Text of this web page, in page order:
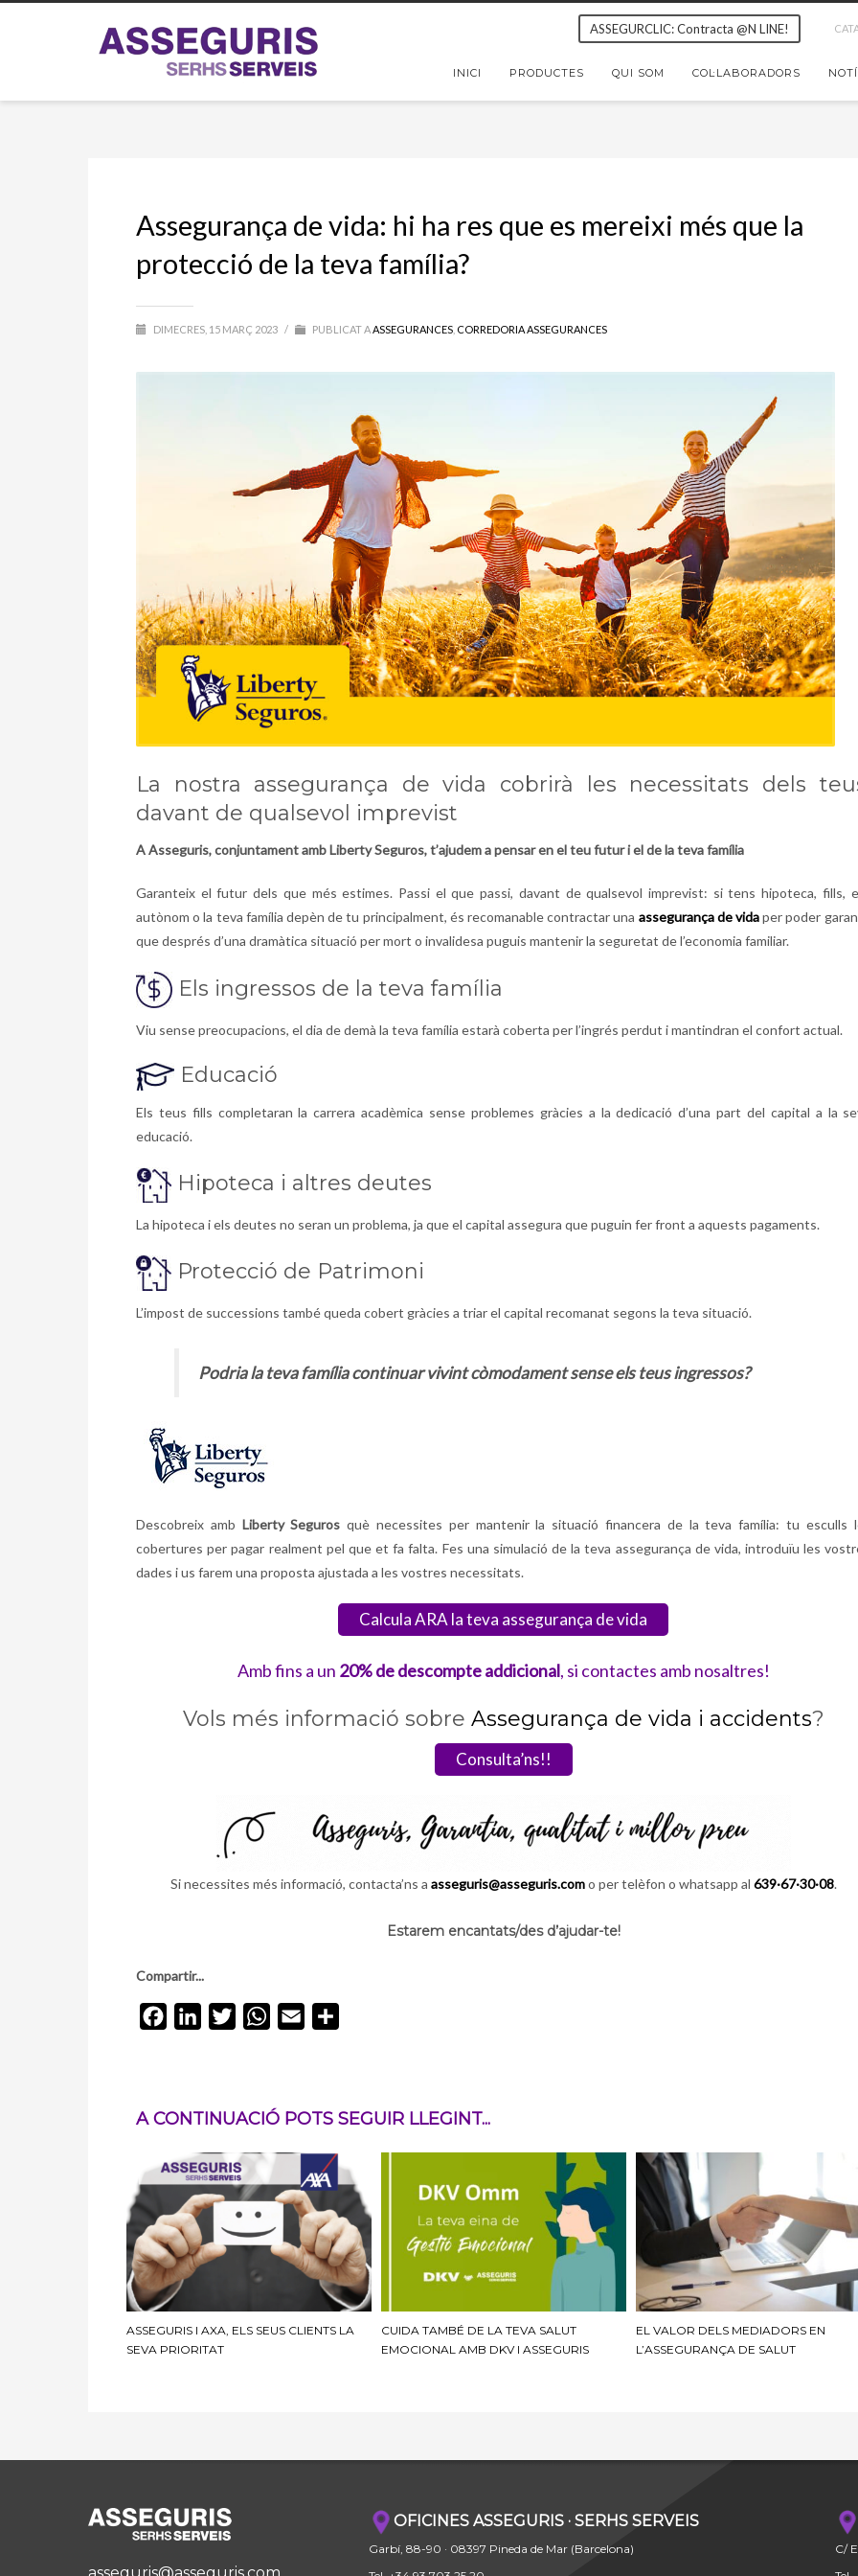
ASSEGURCLIC: Contracta @N LINE!
INICI PRODUCTES QUI SOM COL·LABORADORS
Assegurança de vida: hi ha res que es mereixi més que la
protecció de la teva família?
DIMECRES, 15 MARÇ 2023 / PUBLICAT AASSEGURANCES CORREDORIA ASSEGURANCES
La nostra assegurança de vida cobrirà les necessitats dels
davant de qualsevol imprevist
A Asseguris, conjuntament amb Liberty Seguros, t’ajudem a pensar en el teu futur i el de la teva família
Garanteix el futur dels que més estimes. Passi el que passi, davant de qualsevol imprevist: si tens hipoteca, fills,
autònom o la teva família depèn de tu principalment, és recomanable contractar una assegurança de vidaper poder
que després d’una dramàtica situació per mort o invalidesa puguis mantenir la seguretat de l’economia familiar.
Els ingressos de la teva família
Viu sense preocupacions, el dia de demà la teva família estarà coberta per l’ingrés perdut i mantindran el confort actual.
Educació
Els teus fills completaran la carrera acadèmica sense problemes gràcies a la dedicació d’una part del capital a la
educació.
Hipoteca i altres deutes
La hipoteca i els deutes no seran un problema, ja que el capital assegura que puguin fer front a aquests pagaments.
Protecció de Patrimoni
L’impost de successions també queda cobert gràcies a triar el capital recomanat segons la teva situació.
Podria la teva família continuar vivint còmodament sense els teus ingressos?
Descobreix amb Liberty Seguros què necessites per mantenir la situació financera de la teva família: tu esculls
cobertures per pagar realment pel que et fa falta. Fes una simulació de la teva assegurança de vida, introduïu les
dades i us farem una proposta ajustada a les vostres necessitats.
Calcula ARA la teva assegurança de vida
Amb fins a un 20% de descompte addicional, si contactes amb nosaltres!
Vols més informació sobre Assegurança de vida i accidents?
Consulta’ns!!
Si necessites més informació, contacta’ns a asseguris@asseguris.como per telèfon o whatsapp al 639·67·30·08.
Estarem encantats/des d’ajudar-te!
Compartir...
FacebookLinkedInTwitterWhatsApp
Email
A CONTINUACIÓ POTS SEGUIR LLEGINT...
ASSEGURIS I AXA, ELS SEUS CLIENTS LA
SEVA PRIORITAT
CUIDA TAMBÉ DE LA TEVA SALUT
EMOCIONAL AMB DKV I ASSEGURIS
EL VALOR DELS MEDIADORS EN
L’ASSEGURANÇA DE SALUT
OFICINES ASSEGURIS · SERHS SERVEIS
Garbí, 88-90 · 08397 Pineda de Mar (Barcelona)
C/